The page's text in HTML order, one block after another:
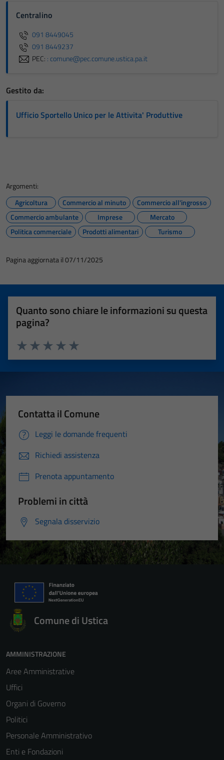
Centralino
091 8449045
091 8449237
PEC: : comune@pec.comune.ustica.pa.it
Gestito da:
Ufficio Sportello Unico per le Attivita' Produttive
Argomenti:
Agricoltura
Commercio al minuto
Commercio all'ingrosso
Commercio ambulante
Imprese
Mercato
Politica commerciale
Prodotti alimentari Turismo
Pagina aggiornata il 07/11/2025
Quanto sono chiare le informazioni su questa
pagina?
Valuta 5 stelle su 5
Valuta 4 stelle su 5
Valuta 3 stelle su 5
Valuta 2 stelle su 5
Valuta 1 stelle su 5
Contatta il Comune
Leggi le domande frequenti
Richiedi assistenza
Prenota appuntamento
Problemi in città
Segnala disservizio
Comune di Ustica
AMMINISTRAZIONE
Aree Amministrative
Uffici
Organi di Governo
Politici
Personale Amministrativo
Enti e Fondazioni